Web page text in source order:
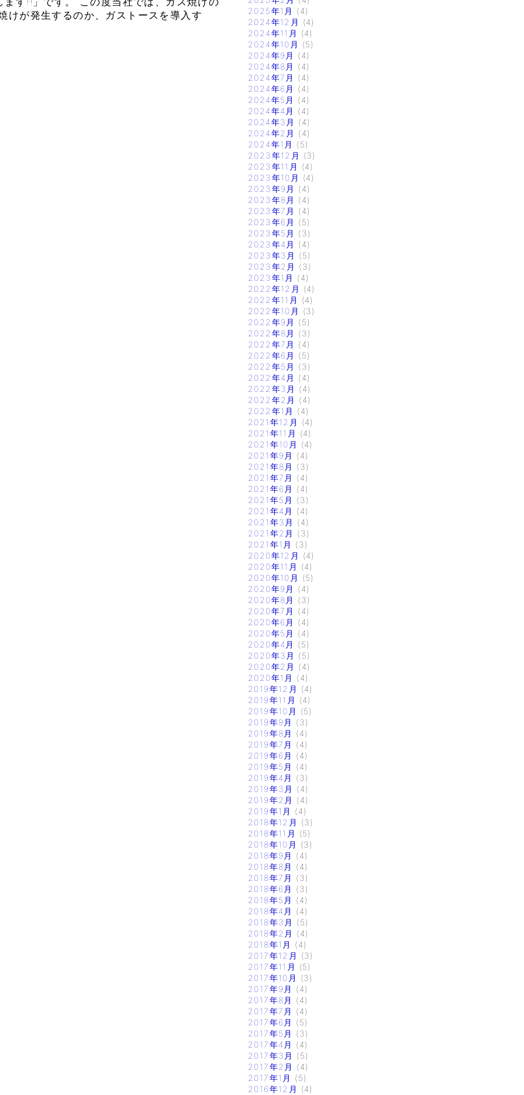
けが発生するのか、ガストースを導入す
2025年1月
(4)
2024年12月
(4)
2024年11月
(4)
2024年10月
(5)
2024年9月
(4)
2024年8月
(4)
2024年7月
(4)
2024年6月
(4)
2024年5月
(4)
2024年4月
(4)
2024年3月
(4)
2024年2月
(4)
2024年1月
(5)
2023年12月
(3)
2023年11月
(4)
2023年10月
(4)
2023年9月
(4)
2023年8月
(4)
2023年7月
(4)
2023年6月
(5)
2023年5月
(3)
2023年4月
(4)
2023年3月
(5)
2023年2月
(3)
2023年1月
(4)
2022年12月
(4)
2022年11月
(4)
2022年10月
(3)
2022年9月
(5)
2022年8月
(3)
2022年7月
(4)
2022年6月
(5)
2022年5月
(3)
2022年4月
(4)
2022年3月
(4)
2022年2月
(4)
2022年1月
(4)
2021年12月
(4)
2021年11月
(4)
2021年10月
(4)
2021年9月
(4)
2021年8月
(3)
2021年7月
(4)
2021年6月
(4)
2021年5月
(3)
2021年4月
(4)
2021年3月
(4)
2021年2月
(3)
2021年1月
(3)
2020年12月
(4)
2020年11月
(4)
2020年10月
(5)
2020年9月
(4)
2020年8月
(3)
2020年7月
(4)
2020年6月
(4)
2020年5月
(4)
2020年4月
(5)
2020年3月
(5)
2020年2月
(4)
2020年1月
(4)
2019年12月
(4)
2019年11月
(4)
2019年10月
(5)
2019年9月
(3)
2019年8月
(4)
2019年7月
(4)
2019年6月
(4)
2019年5月
(4)
2019年4月
(3)
2019年3月
(4)
2019年2月
(4)
2019年1月
(4)
2018年12月
(3)
2018年11月
(5)
2018年10月
(3)
2018年9月
(4)
2018年8月
(4)
2018年7月
(3)
2018年6月
(3)
2018年5月
(4)
2018年4月
(4)
2018年3月
(5)
2018年2月
(4)
2018年1月
(4)
2017年12月
(3)
2017年11月
(5)
2017年10月
(3)
2017年9月
(4)
2017年8月
(4)
2017年7月
(4)
2017年6月
(5)
2017年5月
(3)
2017年4月
(4)
2017年3月
(5)
2017年2月
(4)
2017年1月
(5)
2016年12月
(4)